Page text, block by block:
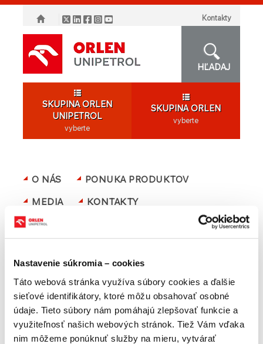
Nastavenie súkromia – cookies
Táto webová stránka využíva súbory cookies a ďalšie
sieťové identifikátory, ktoré môžu obsahovať osobné
údaje. Tieto súbory nám pomáhajú zlepšovať funkcie a
využiteľnosť našich webových stránok. Tiež Vám vďaka
nim môžeme ponúknuť služby na mieru, vytvárať
Kontakty
HĽADAJ
SKUPINA ORLEN
UNIPETROL
vyberte
SKUPINA ORLEN
vyberte
O NÁS
PONUKA PRODUKTOV
MEDIA
KONTAKTY
PONUKA SKUPINY ORLEN
Ste tu orlenunipetrol.sk > SK
produktov/Oleje a mazivá/
oleje
Velikost textu:
A A
PONUKA PRODUKTOV